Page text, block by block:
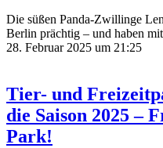
Die süßen Panda-Zwillinge
Berlin prächtig – und haben
28. Februar 2025 um 21:25
Tier- und
die Saison 2025 –
Park!